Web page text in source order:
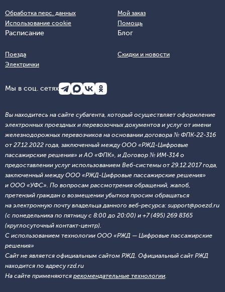
Обработка перс. данных
Использование cookie
Мой заказ
Помощь
Расписание
Поезда
Электрички
Блог
Скидки и новости
Мы в соц. сетях
Вы находитесь на сайте субагента, который осуществляет оформление
электронных проездных и перевозочных документов и услуг от имени
железнодорожных перевозчиков на основании договора № ФПК-22-316
от 27.12.2022 года, заключенный между ООО «РЖД-Цифровые
пассажирские решения» и АО «ФПК», и Договор № ИМ-314 о
предоставлении услуг использованием Веб-системы от 29.12.2017 года,
заключенный между ООО «РЖД-Цифровые пассажирские решения»
и ООО «УФС». По вопросам рассмотрения обращений, жалоб,
претензий граждан о возмещении убытков просим обращаться
на электронную почту владельца данного веб-ресурса: support@poezd.ru
(с понедельника по пятницу с 8:00 до 20:00) и +7 (495) 269 8365
(круглосуточный контакт-центр).
С использованием технологии ООО «РЖД — Цифровые пассажирские
решения»
Сайт не является официальным сайтом РЖД. Официальный сайт РЖД
находится по адресу rzd.ru
На сайте применяются рекомендательные технологии.